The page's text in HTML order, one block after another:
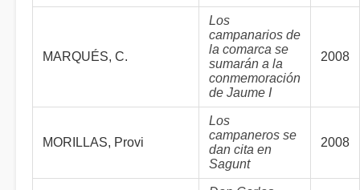
MARQUÉS, C.
Los
campanarios de
la comarca se
sumarán a la
conmemoración
de Jaume I
2008
MORILLAS, Provi
Los
campaneros se
dan cita en
Sagunt
2008